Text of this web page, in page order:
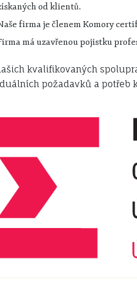
od klientů.
firma je členem Komory
má uzavřenou pojistku
kvalifikovaných
požadavků a potřeb